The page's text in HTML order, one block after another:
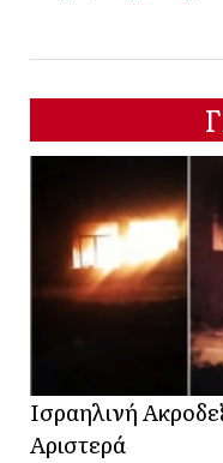
Ισραηλινή
Αριστερά